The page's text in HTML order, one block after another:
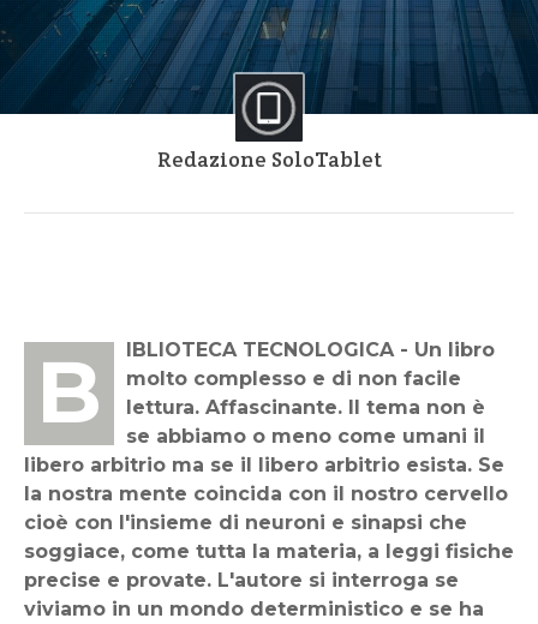
Redazione SoloTablet
BIBLIOTECA TECNOLOGICA - Un libro
molto complesso e di non facile
lettura. Affascinante. Il tema non è
se abbiamo o meno come umani il
libero arbitrio ma se il libero arbitrio esista. Se
la nostra mente coincida con il nostro cervello
cioè con l'insieme di neuroni e sinapsi che
soggiace, come tutta la materia, a leggi fisiche
precise e provate. L'autore si interroga se
viviamo in un mondo deterministico e se ha